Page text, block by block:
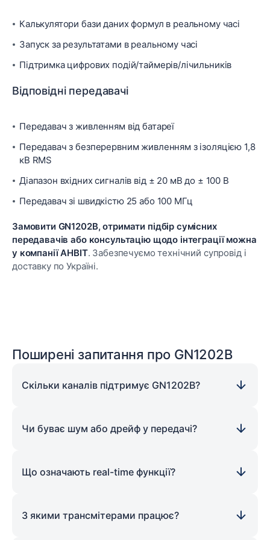
Калькулятори бази даних формул в реальному часі
Запуск за результатами в реальному часі
Підтримка цифрових подій/таймерів/лічильників
Відповідні передавачі
Передавач з живленням від батареї
Передавач з безперервним живленням з ізоляцією 1,8
кВ RMS
Діапазон вхідних сигналів від ± 20 мВ до ± 100 В
Передавач зі швидкістю 25 або 100 МГц
Замовити GN1202B, отримати підбір сумісних
передавачів або консультацію щодо інтеграції можна
у компанії АНВІТ. Забезпечуємо технічний супровід і
доставку по Україні.
Поширені запитання про GN1202B
Скільки каналів підтримує GN1202B?
100 MS/s кожен
Чи буває шум або дрейф у передачі?
каналом без шуму або дрейфу, з фазовою
Що означають real-time функції?
таймери/лічильники, цифрові події з latency ≈1 μs
З якими трансмітерами працює?